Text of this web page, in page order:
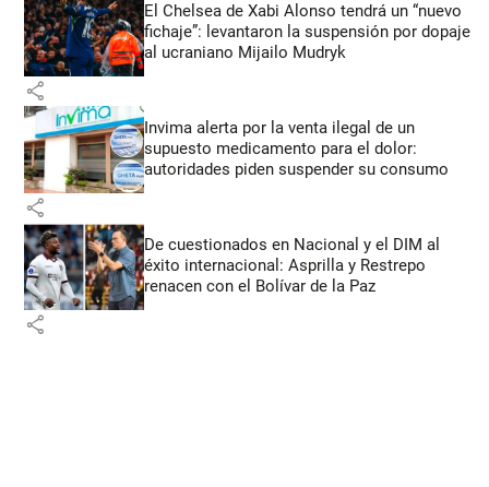
El Chelsea de Xabi Alonso tendrá un “nuevo
fichaje”: levantaron la suspensión por dopaje
al ucraniano Mijailo Mudryk
share
Invima alerta por la venta ilegal de un
supuesto medicamento para el dolor:
autoridades piden suspender su consumo
share
De cuestionados en Nacional y el DIM al
éxito internacional: Asprilla y Restrepo
renacen con el Bolívar de la Paz
share